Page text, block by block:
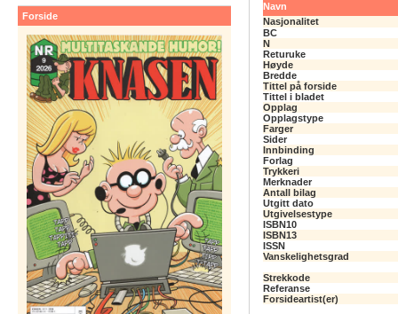
Forside
Navn
Nasjonalitet
BC
N
Returuke
Høyde
Bredde
Tittel på forside
Tittel i bladet
Opplag
Opplagstype
Farger
Sider
Innbinding
Forlag
Trykkeri
Merknader
Antall bilag
Utgitt dato
Utgivelsestype
ISBN10
ISBN13
ISSN
Vanskelighetsgrad
Strekkode
Referanse
Forsideartist(er)